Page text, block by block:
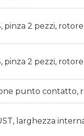
pinza 2 pezzi,
pinza 2 pezzi,
punto contatto,
larghezza